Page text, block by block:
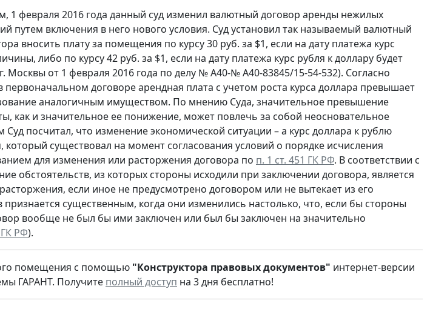
1 февраля 2016 года данный суд изменил валютный договор аренды нежилых
путем включения в него нового условия. Суд установил так называемый валютный
вносить плату за помещения по курсу 30 руб. за $1, если на дату платежа курс
либо по курсу 42 руб. за $1, если на дату платежа курс рубля к доллару будет
от 1 февраля 2016 года по делу № А40-№ А40-83845/15-54-532). Согласно
первоначальном договоре арендная плата с учетом роста курса доллара превышает
аналогичным имуществом. По мнению Суда, значительное превышение
как и значительное ее понижение, может повлечь за собой неосновательное
посчитал, что изменение экономической ситуации – а курс доллара к рублю
существовал на момент согласования условий о порядке исчисления
для изменения или расторжения договора по п. 1 ст. 451 ГК РФ. В соответствии с
обстоятельств, из которых стороны исходили при заключении договора, является
если иное не предусмотрено договором или не вытекает из его
существенным, когда они изменились настолько, что, если бы стороны
вообще не был бы ими заключен или был бы заключен на значительно
ГК РФ).
помещения с помощью "Конструктора правовых документов" интернет-версии
ГАРАНТ. Получите полный доступ на 3 дня бесплатно!